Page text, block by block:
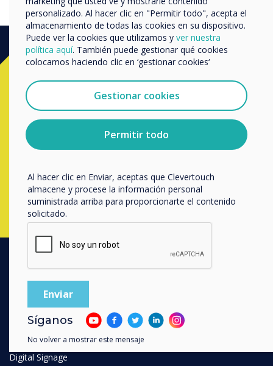
Ready to buy?
Contact aClevertouchexpert by
completing the form below
Rellenar este formulario
PRODUCTOS
Interactive Displays
Commercial Displays
Digital Signage
personalizado. Al hacer clic en "Permitir todo", acepta el
almacenamiento de todas las cookies en su dispositivo.
Puede ver la cookies que utilizamos y ver nuestra
política aquí. También puede gestionar qué cookies
colocamos haciendo clic en ‘gestionar cookies‘
Gestionar cookies
Permitir todo
Nos gustaría comunicarnos con usted acerca de
nuestros productos y servicios por correo electrónico,
teléfono o correo postal.
Acepto recibir otras comunicaciones de
Puedes darte de baja de estas comunicaciones en
cualquier momento. Para obtener más información
sobre cómo darte de baja, nuestras prácticas de
privacidad y cómo nos comprometemos a proteger y
respetar tu privacidad, consulta nuestra
Al hacer clic en Enviar, aceptas que Clevertouch
almacene y procese la información personal
suministrada arriba para proporcionarte el contenido
solicitado.
Síganos
No volver a mostrar este mensaje